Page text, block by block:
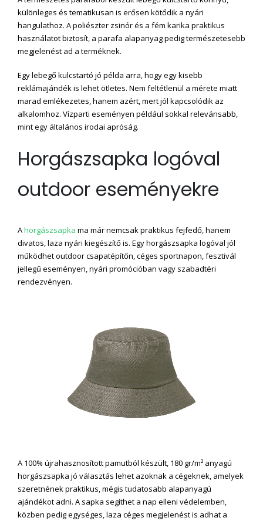
különleges és tematikusan is erősen kötődik a nyári
hangulathoz. A poliészter zsinór és a fém karika praktikus
használatot biztosít, a parafa alapanyag pedig természetesebb
megjelenést ad a terméknek.
Egy lebegő kulcstartó jó példa arra, hogy egy kisebb
reklámajándék is lehet ötletes. Nem feltétlenül a mérete miatt
marad emlékezetes, hanem azért, mert jól kapcsolódik az
alkalomhoz. Vízparti eseményen például sokkal relevánsabb,
mint egy általános irodai apróság.
Horgászsapka logóval
outdoor eseményekre
Ahorgászsapka ma már nemcsak praktikus fejfedő, hanem
divatos, laza nyári kiegészítő is. Egy horgászsapka logóval jól
működhet outdoor csapatépítőn, céges sportnapon, fesztivál
jellegű eseményen, nyári promócióban vagy szabadtéri
rendezvényen.
A 100% újrahasznosított pamutból készült, 180 gr/m² anyagú
horgászsapka jó választás lehet azoknak a cégeknek, amelyek
szeretnének praktikus, mégis tudatosabb alapanyagú
ajándékot adni. A sapka segíthet a nap elleni védelemben,
közben pedig egységes, laza céges megjelenést is adhat a